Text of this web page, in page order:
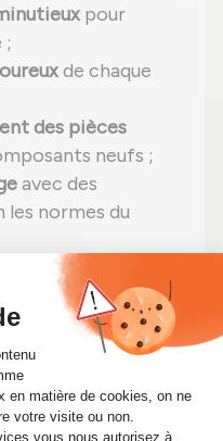
pour
;
de chaque
des pièces
neufs ;
avec des
normes du
sur banc
un pari gagnant :
,une solution plus
à seulement